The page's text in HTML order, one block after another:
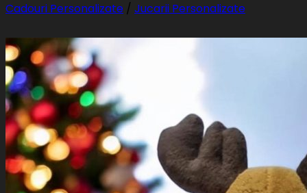
Cadouri Personalizate / Jucarii Personalizate